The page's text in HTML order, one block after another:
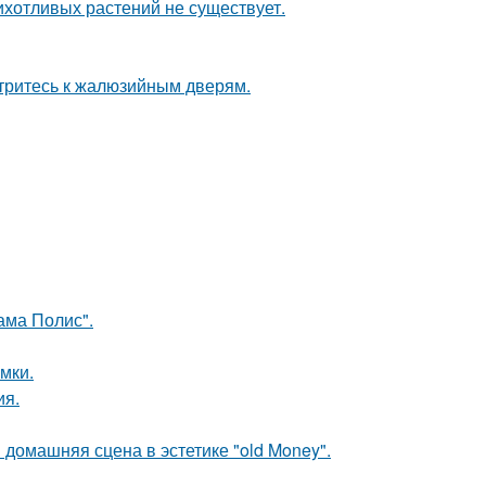
растений не существует.
к жалюзийным дверям.
Полис".
сцена в эстетике "old Money".